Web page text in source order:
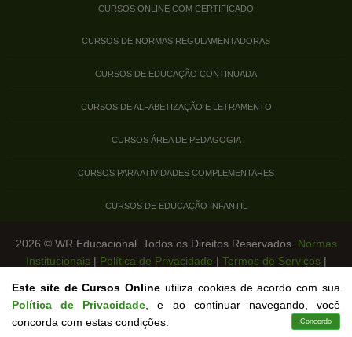
CURSOS ONLINE COM CERTIFICADO
CURSOS DE NORMAS REGULAMENTADORAS
CURSOS DE EDUCAÇÃO CONTINUADA
CURSOS DE ALFABETIZAÇÃO E LETRAMENTO
CURSOS ÁREA DE PEDAGOGIA
CURSOS PARA ATIVIDADES COMPLEMENTARES
CURSOS DE EDUCAÇÃO INFANTIL
2026 © WR Educacional. Todos os Direitos Reservados. Normas
Institucionais| Política de Privacidade | Termos de Serviços|
Este site de Cursos Online utiliza cookies de acordo com sua
Política de Privacidade , e ao continuar navegando, você
concorda com estas condições.
Concordo
Contato Cursos Login